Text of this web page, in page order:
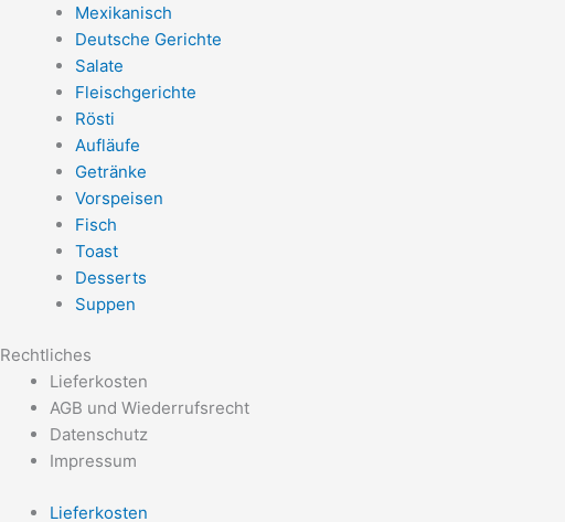
Mexikanisch
Deutsche Gerichte
Salate
Fleischgerichte
Rösti
Aufläufe
Getränke
Vorspeisen
Fisch
Toast
Desserts
Suppen
Rechtliches
Lieferkosten
AGB und Wiederrufsrecht
Datenschutz
Impressum
Lieferkosten